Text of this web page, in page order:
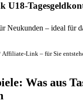
U18-
Neukunden – ideal für
Affiliate-Link – für Sie
Was aus